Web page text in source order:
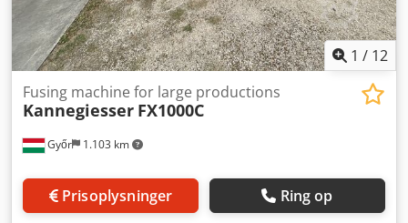
accepteres efter salg. Afhentning & transport: Køber står
for nedtagning og transport. Serviceret 27.2.2026. Video i
drift optaget 5.3.2026.
1 / 12
Győr 1.103 km
Fusing machine for large productions
Kannegiesser FX1000C
Prisoplysninger Ring op